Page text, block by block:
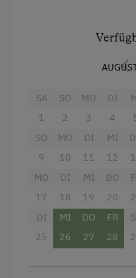
Urlaub für Familien
Familienfreundliche
Besondere
Erbhöfe
Doppelbett
SA
1
SO
2
MO
3
DI
4
SO
9
MO
10
DI
11
MI
12
MO
17
DI
18
MI
19
DO
20
DI
25
MI
26
DO
27
FR
28